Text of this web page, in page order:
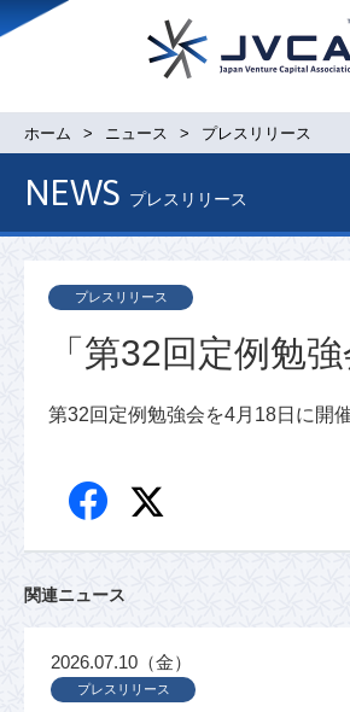
ホーム ニュース プレスリリース
NEWS プレスリリース
「第32回定例勉
プレスリリース
第32回定例勉強会を4月18日に開
関連ニュース
プレスリリース
2026.07.10（金）